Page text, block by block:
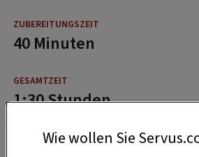
40 Minuten
1:30 Stunden
Wie wollen Sie